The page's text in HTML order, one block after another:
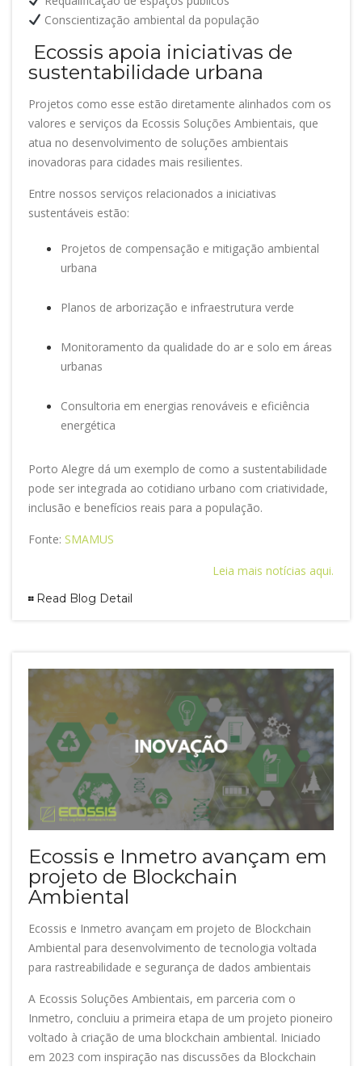
Conscientização ambiental da população
Ecossis apoia iniciativas de
sustentabilidade urbana
Projetos como esse estão diretamente alinhados com os
valores e serviços da Ecossis Soluções Ambientais, que
atua no desenvolvimento de soluções ambientais
inovadoras para cidades mais resilientes.
Entre nossos serviços relacionados a iniciativas
sustentáveis estão:
Projetos de compensação e mitigação ambiental
urbana
Planos de arborização e infraestrutura verde
Monitoramento da qualidade do ar e solo em áreas
urbanas
Consultoria em energias renováveis e eficiência
energética
Porto Alegre dá um exemplo de como a sustentabilidade
pode ser integrada ao cotidiano urbano com criatividade,
inclusão e benefícios reais para a população.
Fonte: SMAMUS
Leia mais notícias aqui.
Read Blog Detail
Ecossis e Inmetro avançam em
projeto de Blockchain
Ambiental
Ecossis e Inmetro avançam em projeto de Blockchain
Ambiental para desenvolvimento de tecnologia voltada
para rastreabilidade e segurança de dados ambientais
A Ecossis Soluções Ambientais, em parceria com o
Inmetro, concluiu a primeira etapa de um projeto pioneiro
voltado à criação de uma blockchain ambiental. Iniciado
em 2023 com inspiração nas discussões da Blockchain